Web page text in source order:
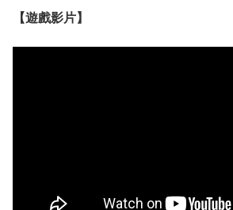
【遊戲影片】